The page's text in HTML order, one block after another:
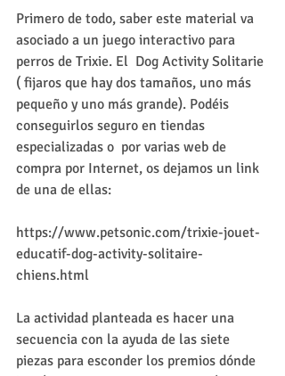
Primero de todo, saber este material va
asociado a un juego interactivo para
perros de Trixie. El  Dog Activity Solitarie
( fijaros que hay dos tamaños, uno más
pequeño y uno más grande). Podéis
conseguirlos seguro en tiendas
especializadas o  por varias web de
compra por Internet, os dejamos un link
de una de ellas:
https://www.petsonic.com/trixie-jouet-
educatif-dog-activity-solitaire-
chiens.html
La actividad planteada es hacer una
secuencia con la ayuda de las siete
piezas para esconder los premios dónde